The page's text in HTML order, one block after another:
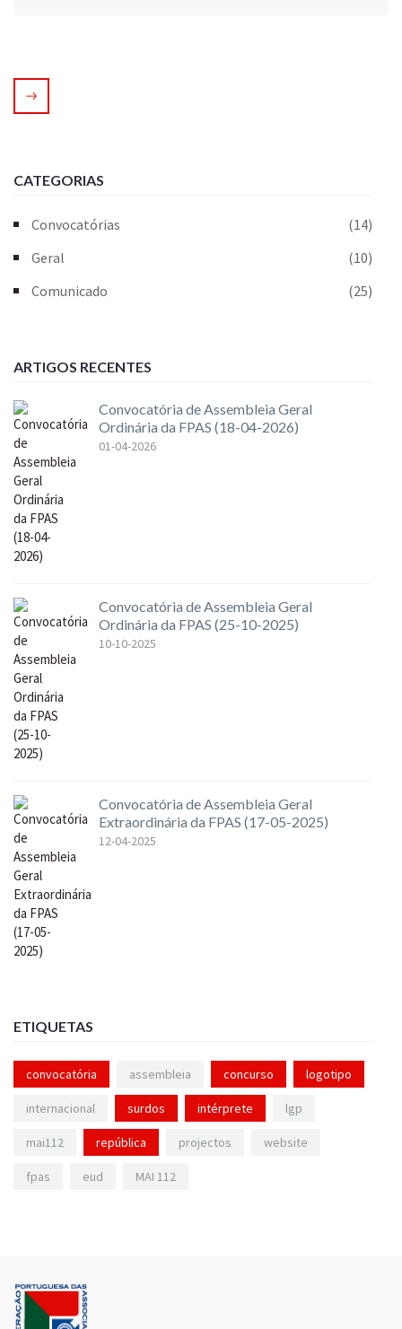
CATEGORIAS
Convocatórias
(14)
Geral
(10)
Comunicado
(25)
ARTIGOS RECENTES
Convocatória de Assembleia Geral
Ordinária da FPAS (18-04-2026)
01-04-2026
Convocatória de Assembleia Geral
Ordinária da FPAS (25-10-2025)
10-10-2025
Convocatória de Assembleia Geral
Extraordinária da FPAS (17-05-2025)
12-04-2025
ETIQUETAS
convocatória assembleia concurso logotipo
internacional surdos intérprete lgp
mai112 república projectos website
fpas eud MAI 112